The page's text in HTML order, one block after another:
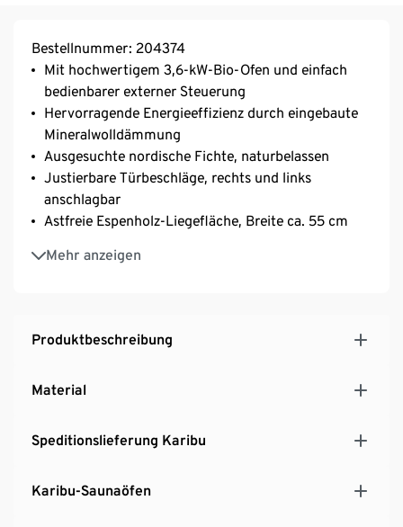
Bestellnummer: 204374
Mit hochwertigem 3,6-kW-Bio-Ofen und einfach
bedienbarer externer Steuerung
Hervorragende Energieeffizienz durch eingebaute
Mineralwolldämmung
Ausgesuchte nordische Fichte, naturbelassen
Justierbare Türbeschläge, rechts und links
anschlagbar
Astfreie Espenholz-Liegefläche, Breite ca. 55 cm
Mehr anzeigen
Mit ausgezeichnet gedämmter Softline-Profilholz-
Außenbekleidung
Einfacher Aufbau und Montage durch vorgefertigte
5 Jahre Herstellergarantie
Produktbeschreibung
Material
Speditionslieferung Karibu
Karibu-Saunaöfen